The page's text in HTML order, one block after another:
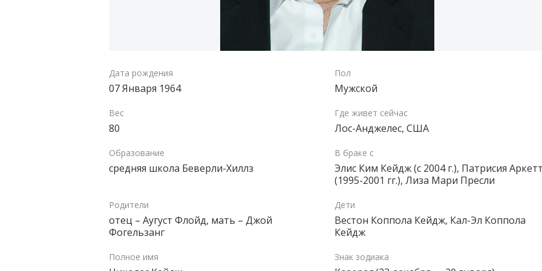
Дата рождения
07 Января 1964
Пол
Мужской
Вес
80
Где живет сейчас
Лос-Анджелес, США
Образование
средняя школа Беверли-Хиллз
В браке с
Элис Ким Кейдж (с 2004 г.), Патрисия
(1995-2001 гг.), Лиза Мари Пресли
Родители
отец – Аугуст Флойд, мать – Джой
Фогельзанг
Дети
Вестон Коппола Кейдж, Кал-Эл Коппола
Кейдж
Полное имя Знак зодиака